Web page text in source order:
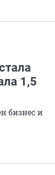
1,5
бизнес и